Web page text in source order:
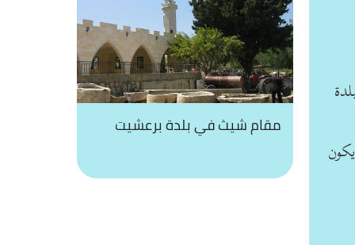
مقام شيث في بلدة برعشيت